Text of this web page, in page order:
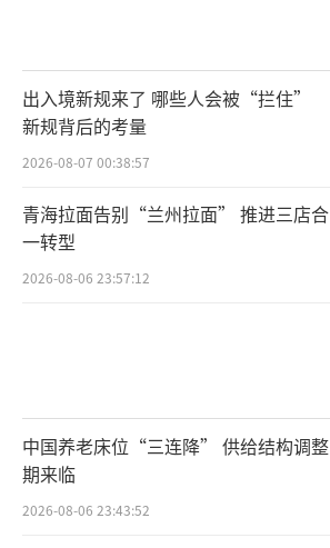
出入境新规来了 哪些人会被“拦住”
新规背后的考量
2026-08-07 00:38:57
青海拉面告别“兰州拉面” 推进三店合
一转型
2026-08-06 23:57:12
中国养老床位“三连降” 供给结构调整
期来临
2026-08-06 23:43:52